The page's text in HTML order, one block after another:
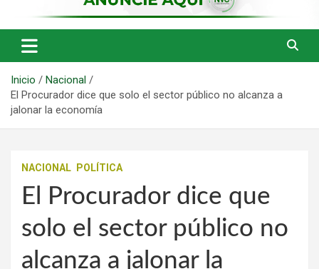
Inicio
Nacional
El Procurador dice que solo el sector público no alcanza a
jalonar la economía
NACIONAL POLÍTICA
El Procurador dice que
solo el sector público no
alcanza a jalonar la